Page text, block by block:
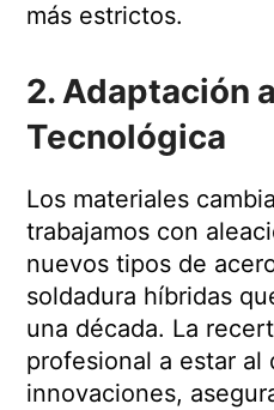
más estrictos.
2. Adaptación
Tecnológica
Los materiales
trabajamos con
nuevos tipos de
soldadura híbridas
una década. La
profesional a estar al
innovaciones,